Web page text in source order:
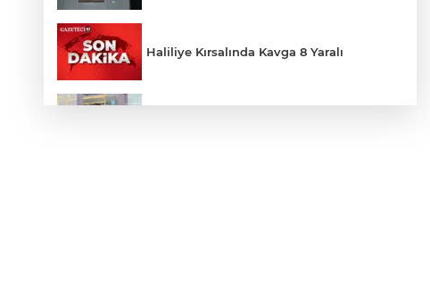
Haliliye Kırsalında Kavga 8 Yaralı